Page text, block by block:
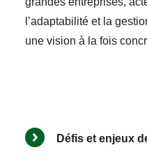
l’adaptabilité et la
une vision à la fois
Défis et enjeux